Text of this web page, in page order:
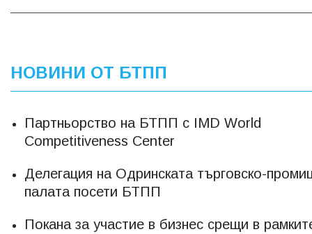
НОВИНИ ОТ БТПП
Партньорство на БТПП с IMD World
Competitiveness Center
Делегация на Одринската търговско-
палата посети БТПП
Покана за участие в бизнес срещи в